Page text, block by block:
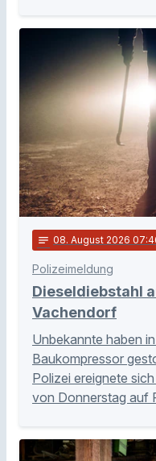
notes 08. August 2026
Polizeimeldung
Dieseldiebstahl
Vachendorf
Unbekannte haben
Baukompressor
Polizei ereignete
von Donnerstag auf